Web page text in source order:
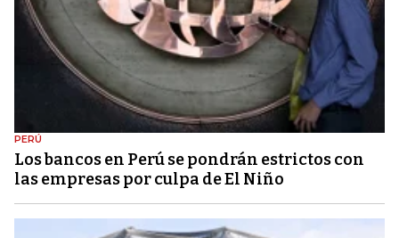
PERÚ
Los bancos en Perú se pondrán estrictos con
las empresas por culpa de El Niño